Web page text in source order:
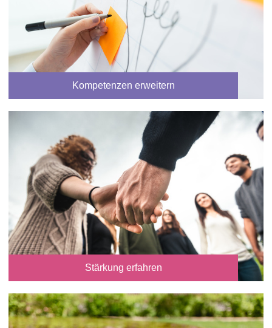
Kompetenzen erweitern
Stärkung erfahren